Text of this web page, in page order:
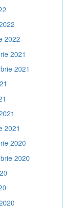
2022
2021
2021
2021
2020
2020